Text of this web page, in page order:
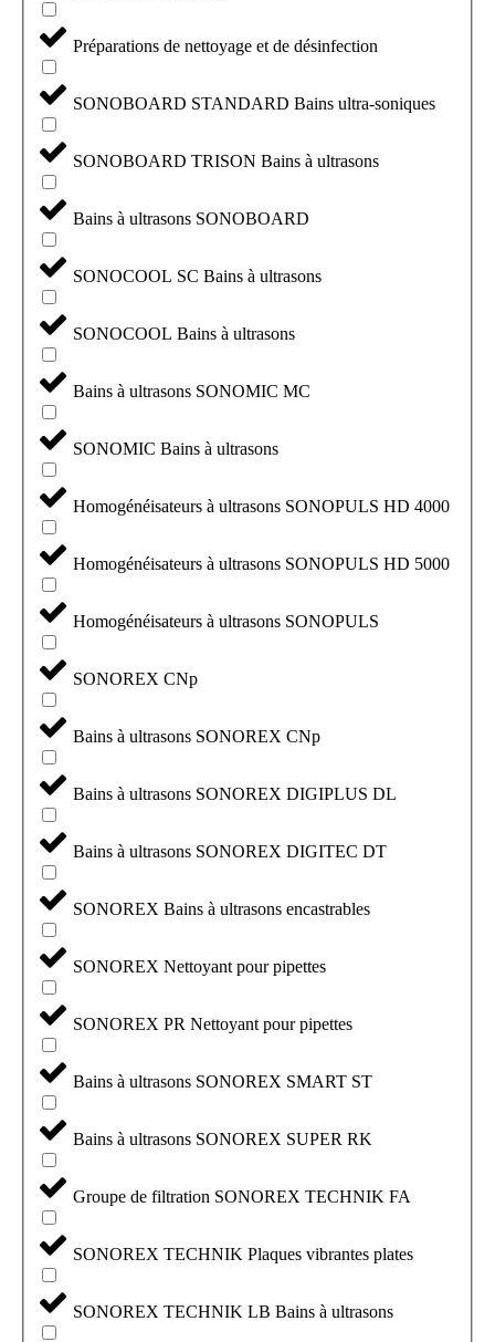
Préparations de nettoyage et de désinfection
SONOBOARD STANDARD Bains ultra-soniques
SONOBOARD TRISON Bains à ultrasons
Bains à ultrasons SONOBOARD
SONOCOOL SC Bains à ultrasons
SONOCOOL Bains à ultrasons
Bains à ultrasons SONOMIC MC
SONOMIC Bains à ultrasons
Homogénéisateurs à ultrasons SONOPULS HD 4000
Homogénéisateurs à ultrasons SONOPULS HD 5000
Homogénéisateurs à ultrasons SONOPULS
SONOREX CNp
Bains à ultrasons SONOREX CNp
Bains à ultrasons SONOREX DIGIPLUS DL
Bains à ultrasons SONOREX DIGITEC DT
SONOREX Bains à ultrasons encastrables
SONOREX Nettoyant pour pipettes
SONOREX PR Nettoyant pour pipettes
Bains à ultrasons SONOREX SMART ST
Bains à ultrasons SONOREX SUPER RK
Groupe de filtration SONOREX TECHNIK FA
SONOREX TECHNIK Plaques vibrantes plates
SONOREX TECHNIK LB Bains à ultrasons